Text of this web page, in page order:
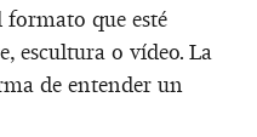
que esté
escultura o vídeo. La
de entender un